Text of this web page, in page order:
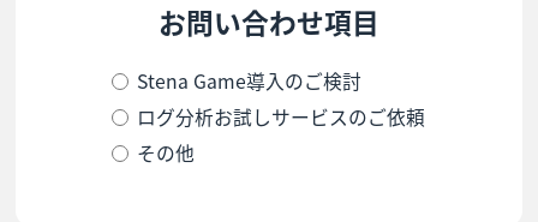
お問い合わせ項目
Stena Game導入のご検討
ログ分析お試しサービスのご依頼
その他